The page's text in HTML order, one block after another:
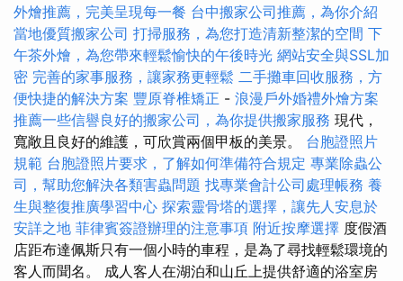
外燴推薦，完美呈現每一餐 台中搬家公司推薦，為你介紹
當地優質搬家公司 打掃服務，為您打造清新整潔的空間 下
午茶外燴，為您帶來輕鬆愉快的午後時光 網站安全與SSL加
密 完善的家事服務，讓家務更輕鬆 二手攤車回收服務，方
便快捷的解決方案 豐原脊椎矯正 - 浪漫戶外婚禮外燴方案
推薦一些信譽良好的搬家公司，為你提供搬家服務 現代，
寬敞且良好的維護，可欣賞兩個甲板的美景。 台胞證照片
規範 台胞證照片要求，了解如何準備符合規定 專業除蟲公
司，幫助您解決各類害蟲問題 找專業會計公司處理帳務 養
生與整復推廣學習中心 探索靈骨塔的選擇，讓先人安息於
安詳之地 菲律賓簽證辦理的注意事項 附近按摩選擇 度假酒
店距布達佩斯只有一個小時的車程，是為了尋找輕鬆環境的
客人而聞名。 成人客人在湖泊和山丘上提供舒適的浴室房